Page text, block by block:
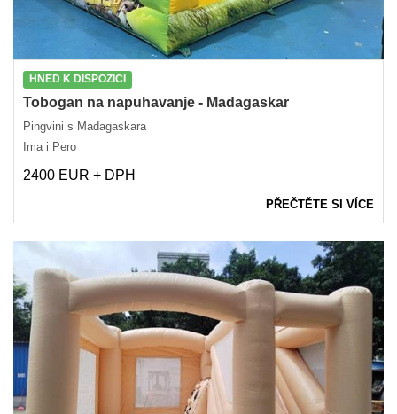
HNED K DISPOZICI
Tobogan na napuhavanje - Madagaskar
Pingvini s Madagaskara
Ima i Pero
2400 EUR + DPH
PŘEČTĚTE SI VÍCE